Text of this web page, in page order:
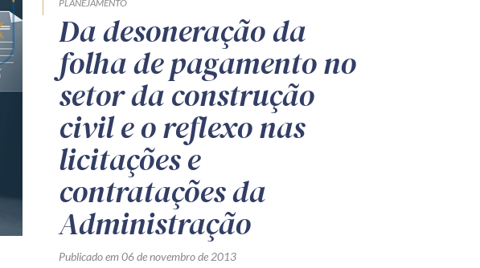
PLANEJAMENTO
Da desoneração da
folha de pagamento no
setor da construção
civil e o reflexo nas
licitações e
contratações da
Administração
Publicado em 06 de novembro de 2013